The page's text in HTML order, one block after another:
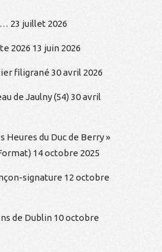
23 juillet 2026
2026 13 juin 2026
filigrané 30 avril 2026
de Jaulny (54)30 avril
Heures du Duc de Berry »
14 octobre 2025
signature 12 octobre
de Dublin 10 octobre